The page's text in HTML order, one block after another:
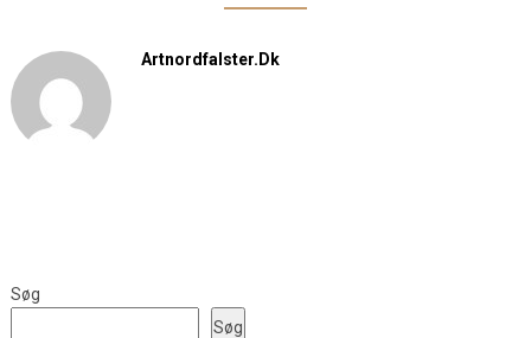
Artnordfalster.dk
Søg
Søg